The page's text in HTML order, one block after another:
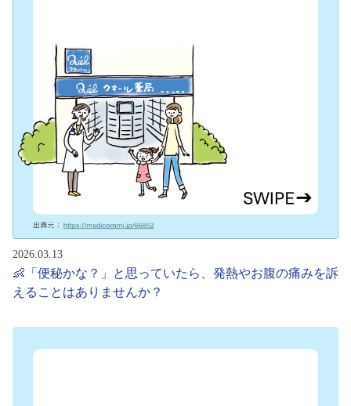
2026.03.13
👶「便秘かな？」と思っていたら、発熱やお腹の痛みを訴
えることはありませんか？